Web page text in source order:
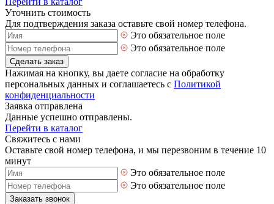
Уточнить стоимость
Для подтверждения заказа оставьте свой номер телефона.
Это обязательное поле
Это обязательное поле
Сделать заказ
Нажимая на кнопку, вы даете согласие на обработку
персональных данных и соглашаетесь с Политикой
конфиденциальности
Заявка отправлена
Данные успешно отправлены.
Перейти в каталог
Свяжитесь с нами
Оставьте свой номер телефона, и мы перезвоним в течение 10
минут
Это обязательное поле
Это обязательное поле
Заказать звонок